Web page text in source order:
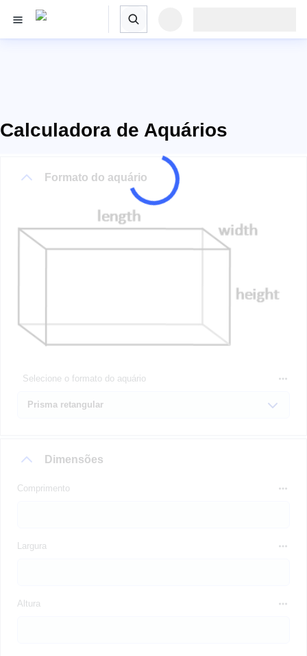
Calculadora de Aquários
Formato do aquário
Selecione o formato do aquário
Dimensões
Comprimento
Largura
Altura